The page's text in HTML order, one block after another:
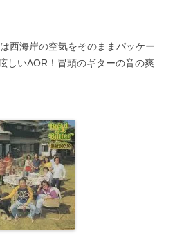
西海岸の空気をそのままパッケー
しいAOR！冒頭のギターの音の爽